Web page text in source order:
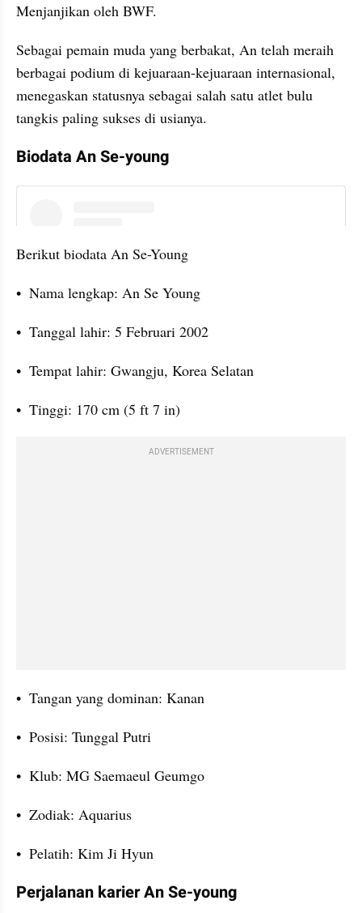
Menjanjikan oleh BWF.
Sebagai pemain muda yang berbakat, An telah meraih
berbagai podium di kejuaraan-kejuaraan internasional,
menegaskan statusnya sebagai salah satu atlet bulu
tangkis paling sukses di usianya.
Biodata An Se-young
Berikut biodata An Se-Young
•  Nama lengkap: An Se Young
•  Tanggal lahir: 5 Februari 2002
•  Tempat lahir: Gwangju, Korea Selatan
•  Tinggi: 170 cm (5 ft 7 in)
ADVERTISEMENT
•  Tangan yang dominan: Kanan
•  Posisi: Tunggal Putri
•  Klub: MG Saemaeul Geumgo
•  Zodiak: Aquarius
•  Pelatih: Kim Ji Hyun
Perjalanan karier An Se-young